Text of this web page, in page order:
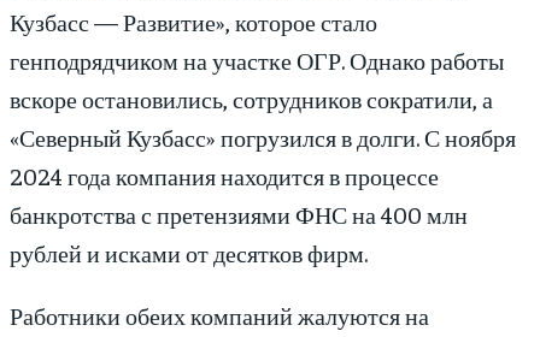
Кузбасс — Развитие», которое стало
генподрядчиком на участке ОГР. Однако работы
вскоре остановились, сотрудников сократили, а
«Северный Кузбасс» погрузился в долги. С ноября
2024 года компания находится в процессе
банкротства с претензиями ФНС на 400 млн
рублей и исками от десятков фирм.
Работники обеих компаний жалуются на